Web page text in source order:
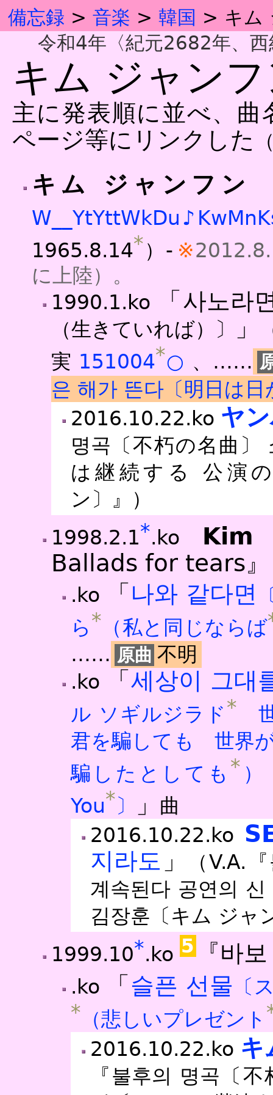
備忘録 音楽 韓国
キム
令和4年〈紀元2682年、
キム ジャン
主に発表順に並べ、曲
ページ等にリンクした
キム ジャンフン
W
YtYttWkDu ♪ KwMn
1965.8.14*）-
に上陸）。
1990.1.ko
「사노라
（生きていれば）〕 」
実 151004*○ 、……
은 해가 뜬다〔明日は日
2016.10.22.ko ヤ
명곡〔不朽の名曲〕
は継続する 公演
ン〕』）
1998.2.1*.ko Kim
Ballads for tears』
.ko 「 나와 같다면
ら* （私と同じならば
……
不明
.ko
「 세상이 그대
ル ソギルジラド*
君を騙しても 世界
騙したとしても *
You*〕 」
曲
2016.10.22.ko
지라도 」
（V.A.
계속된다 공연의
김장훈〔キム ジャ
1999.10*.ko 5『바보
.ko
「 슬픈 선물 〔
* （悲しいプレゼント
2016.10.22.ko キ
『불후의 명곡〔